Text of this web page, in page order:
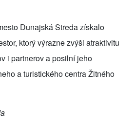
Dunajská Streda získalo
ktorý výrazne zvýši atraktivitu
i partnerov a posilní jeho
a turistického centra Žitného